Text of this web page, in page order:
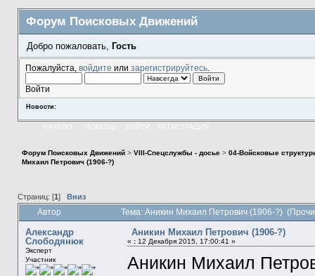
Форум Поисковых Движений
Добро пожаловать, Гость
Пожалуйста, войдите или зарегистрируйтесь.
Войти
Новости:
НАЧАЛО ПОМОЩЬ ВОЙТИ РЕГИСТРАЦИЯ
Форум Поисковых Движений> VIII-Спецслужбы - досье> 04-Войсковые
Михаил Петрович (1906-?)
Страниц: [1 ] Вниз
Автор Тема: Аникин Михаил Петрович (1906-?)
Александр
Слободянюк
Эксперт
Участник
Аникин Михаил Петрович (1906-?)
« :12 Декабря 2015, 17:00:41 »
Аникин Михаил